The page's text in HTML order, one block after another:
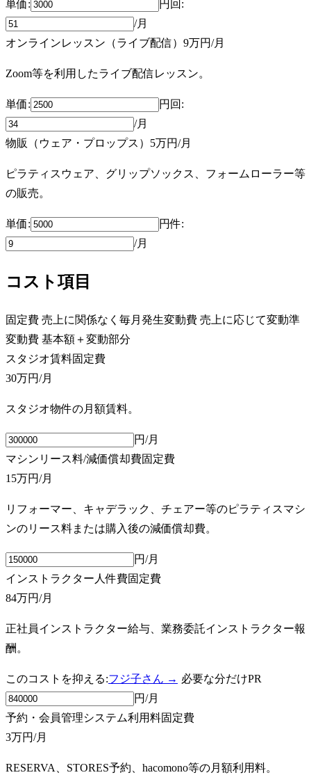
単価: 円 回 :
/月
オンラインレッスン（ライブ配信） 9万円/月
Zoom等を利用したライブ配信レッスン。
単価: 円 回 :
/月
物販（ウェア・プロップス） 5万円/月
ピラティスウェア、グリップソックス、フォームローラー等
の販売。
単価: 円件:
/月
コスト項目
固定費 売上に関係なく毎月発生変動費 売上に応じて変動準
変動費 基本額＋変動部分
スタジオ賃料固定費
30万円/月
スタジオ物件の月額賃料。
円/月
マシンリース料/減価償却費固定費
15万円/月
リフォーマー、キャデラック、チェアー等のピラティスマシ
ンのリース料または購入後の減価償却費。
円/月
インストラクター人件費固定費
84万円/月
正社員インストラクター給与、業務委託インストラクター報
酬。
このコストを抑える:フジ子さん → 必要な分だけPR
円/月
予約・会員管理システム利用料固定費
3万円/月
RESERVA、STORES予約、hacomono等の月額利用料。